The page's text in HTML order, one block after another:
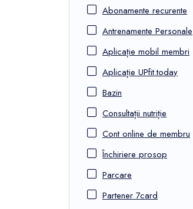
Abonamente recurente
Antrenamente Personale
Aplicație mobil membri
Aplicație UPfit.today
Bazin
Consultații nutriție
Cont online de membru
Închiriere prosop
Parcare
Partener 7card